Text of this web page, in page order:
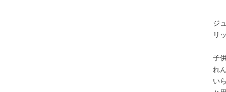
ジ
リ
子
れ
い